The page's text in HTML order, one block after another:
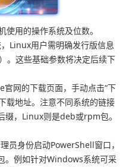
用的操作系统及位数。
Linux用户需明确发行版信息
。这些基础参数将决定后续下
网的下载页面，手动点击“下
载地址。注意不同系统的链接
，Linux则是deb或rpm包。
员身份启动PowerShell窗口，
。例如针对Windows系统可采